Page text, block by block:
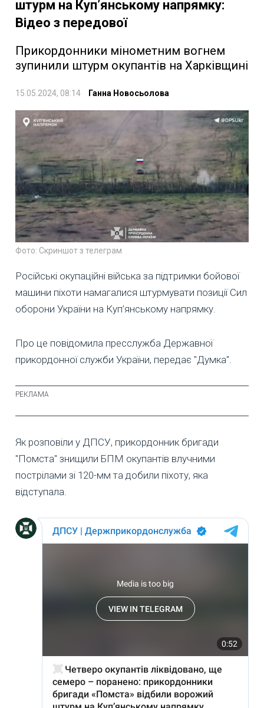
штурм на Куп’янському напрямку:
Відео з передової
Прикордонники мінометним вогнем
зупинили штурм окупантів на Харківщині
15.05.2024, 08:14 Ганна Новосьолова
Фото: Скриншот з телеграм
Російські окупаційні війська за підтримки бойової
машини піхоти намагалися штурмувати позиції Сил
оборони України на Куп’янському напрямку.
Про це повідомила пресслужба Державної
прикордонної служби України, передає "Думка".
Як розповіли у ДПСУ, прикордонник бригади
"Помста" знищили БПМ окупантів влучними
пострілами зі 120-мм та добили піхоту, яка
відступала.